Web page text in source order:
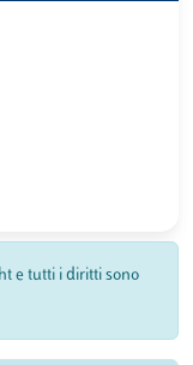
e tutti i diritti sono